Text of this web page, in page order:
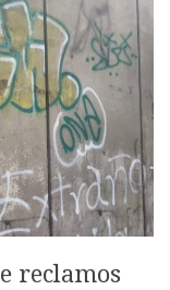
reclamos